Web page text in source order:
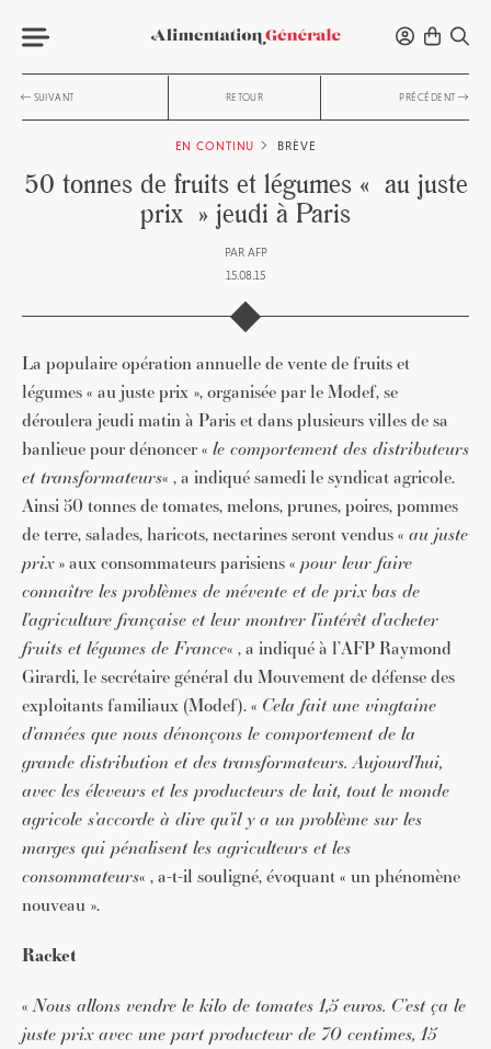
SUIVANT RETOUR PRÉCÉDENT
EN CONTINU BRÈVE
50 tonnes de fruits et légumes « au juste
prix » jeudi à Paris
PAR AFP
15.08.15
La populaire opération annuelle de vente de fruits et
légumes « au juste prix », organisée par le Modef, se
déroulera jeudi matin à Paris et dans plusieurs villes de sa
banlieue pour dénoncer « le comportement des distributeurs
et transformateurs« , a indiqué samedi le syndicat agricole.
Ainsi 50 tonnes de tomates, melons, prunes, poires, pommes
de terre, salades, haricots, nectarines seront vendus « au juste
prix» aux consommateurs parisiens « pour leur faire
connaître les problèmes de mévente et de prix bas de
l’agriculture française et leur montrer l’intérêt d’acheter
fruits et légumes de France« , a indiqué à l’AFP Raymond
Girardi, le secrétaire général du Mouvement de défense des
exploitants familiaux (Modef). « Cela fait une vingtaine
d’années que nous dénonçons le comportement de la
grande distribution et des transformateurs. Aujourd’hui,
avec les éleveurs et les producteurs de lait, tout le monde
agricole s’accorde à dire qu’il y a un problème sur les
marges qui pénalisent les agriculteurs et les
consommateurs« , a-t-il souligné, évoquant « un phénomène
nouveau ».
Racket
«Nous allons vendre le kilo de tomates 1,5 euros. C’est ça le
juste prix avec une part producteur de 70 centimes, 15